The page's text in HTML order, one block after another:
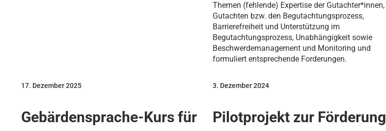
Themen (fehlende) Expertise der Gutachter*innen,
Gutachten bzw. den Begutachtungsprozess,
Barrierefreiheit und Unterstützung im
Begutachtungsprozess, Unabhängigkeit sowie
Beschwerdemanagement und Monitoring und
formuliert entsprechende Forderungen.
Gebärdensprache-Kurs für
17. Dezember 2025
Pilotprojekt zur Förderung
3. Dezember 2024